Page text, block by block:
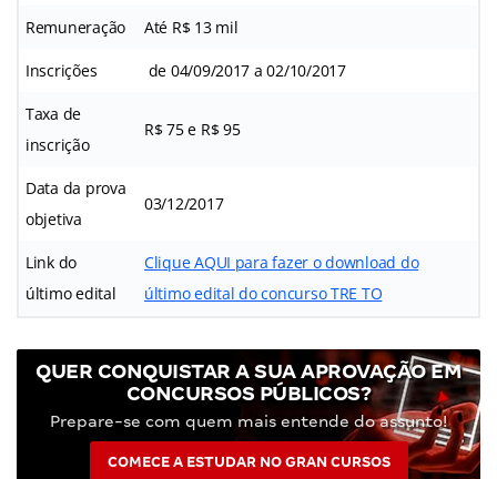
Remuneração Até R$ 13 mil
Inscrições de 04/09/2017 a 02/10/2017
Taxa de
inscrição
R$ 75 e R$ 95
Data da prova
objetiva
03/12/2017
Link do
último edital
Clique AQUI para fazer o download do
último edital do concurso TRE TO
QUER CONQUISTAR A SUA APROVAÇÃO EM
CONCURSOS PÚBLICOS?
Prepare-se com quem mais entende do assunto!
COMECE A ESTUDAR NO GRAN CURSOS